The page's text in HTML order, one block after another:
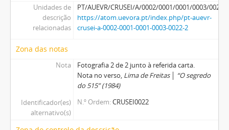
Unidades de
descrição
relacionadas
PT/AUEVR/CRUSEI/A/0002/0001/0001/0003/0021
https://atom.uevora.pt/index.php/pt-auevr-
crusei-a-0002-0001-0001-0003-0022-2
Zona das notas
Nota
Fotografia 2 de 2 junto à referida carta.
Nota no verso, Lima de Freitas│
“O segredo
do 515” (1984)
Identificador(es)
alternativo(s)
N.º Ordem CRUSEI0022